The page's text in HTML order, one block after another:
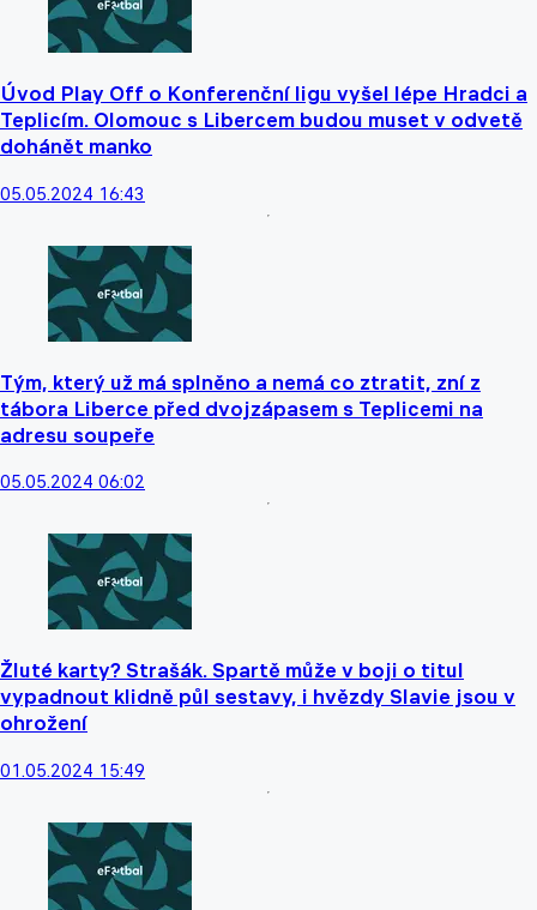
Úvod Play Off o Konferenční ligu vyšel lépe Hradci a
Teplicím. Olomouc s Libercem budou muset v odvetě
dohánět manko
05.05.2024 16:43
Tým, který už má splněno a nemá co ztratit, zní z
tábora Liberce před dvojzápasem s Teplicemi na
adresu soupeře
05.05.2024 06:02
Žluté karty? Strašák. Spartě může v boji o titul
vypadnout klidně půl sestavy, i hvězdy Slavie jsou v
ohrožení
01.05.2024 15:49